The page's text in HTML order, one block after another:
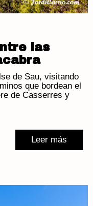
las
de Sau, visitando
que bordean el
de Casserres y
Leer más